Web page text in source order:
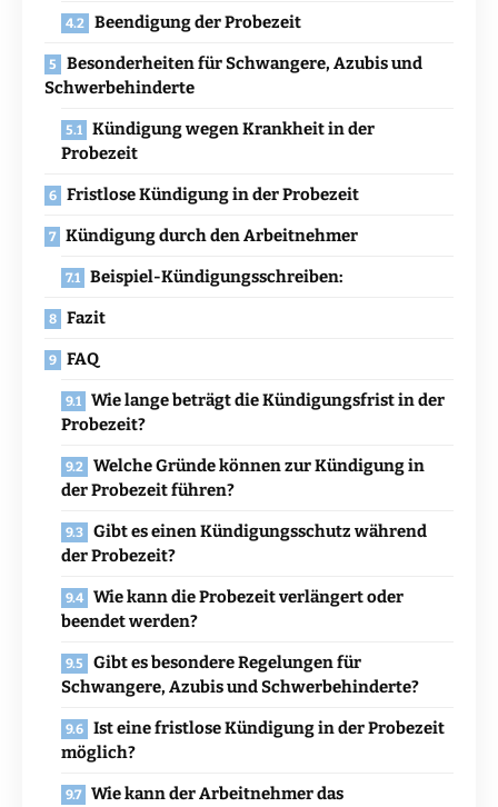
Beendigung der Probezeit
Besonderheiten für Schwangere, Azubis und
Schwerbehinderte
Kündigung wegen Krankheit in der
Probezeit
Fristlose Kündigung in der Probezeit
Kündigung durch den Arbeitnehmer
Beispiel-Kündigungsschreiben:
Fazit
FAQ
Wie lange beträgt die Kündigungsfrist in der
Probezeit?
Welche Gründe können zur Kündigung in
der Probezeit führen?
Gibt es einen Kündigungsschutz während
der Probezeit?
Wie kann die Probezeit verlängert oder
beendet werden?
Gibt es besondere Regelungen für
Schwangere, Azubis und Schwerbehinderte?
Ist eine fristlose Kündigung in der Probezeit
möglich?
Wie kann der Arbeitnehmer das